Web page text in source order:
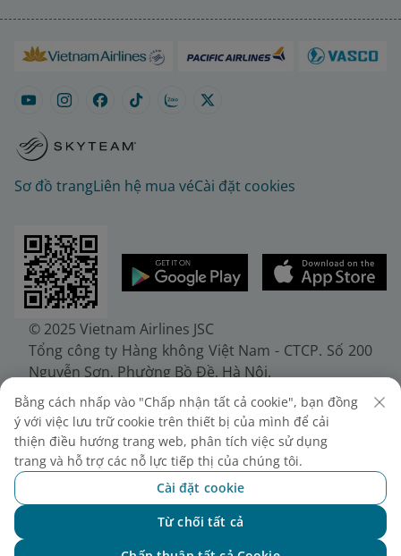
Sơ đồ trangLiên hệ mua véCài đặt cookies
© 2025 Vietnam Airlines JSC
Tổng công ty Hàng không Việt Nam - CTCP. Số 200
Nguyễn Sơn, Phường Bồ Đề, Hà Nội.
Điện thoại: (+84-24) 38272289. Fax: (+84-24)
38722375
Giấy chứng nhận đăng ký doanh nghiệp, mã số
doanh nghiệp 0100107518, đăng ký lần đầu ngày
30/6/2010, đăng ký thay đổi lần thứ 10 ngày
24/7/2025, cấp bởi Sở Tài chính Thành phố Hà Nội.
Bằng cách nhấp vào "Chấp nhận tất cả cookie", bạn đồng
ý với việc lưu trữ cookie trên thiết bị của mình để cải
thiện điều hướng trang web, phân tích việc sử dụng
trang và hỗ trợ các nỗ lực tiếp thị của chúng tôi.
Cài đặt cookie
Từ chối tất cả